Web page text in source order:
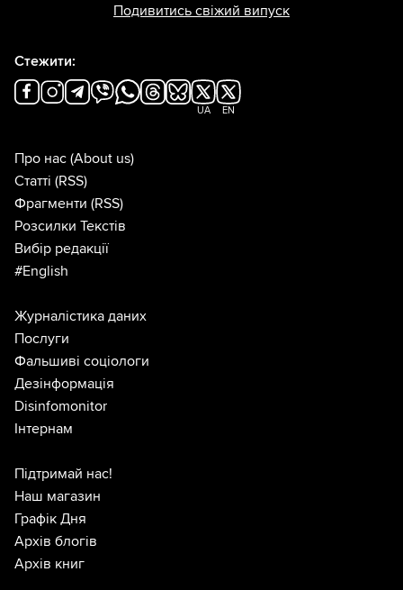
Подивитись свіжий випуск
Стежити:
UA EN
Про нас (About us)
Статті (RSS)
Фрагменти (RSS)
Розсилки Текстів
Вибір редакції
#English
Журналістика даних
Послуги
Фальшиві соціологи
Дезінформація
Disinfomonitor
Інтернам
Підтримай нас!
Наш магазин
Графік Дня
Архів блогів
Архів книг